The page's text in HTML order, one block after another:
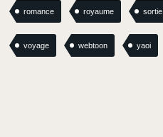
romance royaume sortie
voyage webtoon yaoi